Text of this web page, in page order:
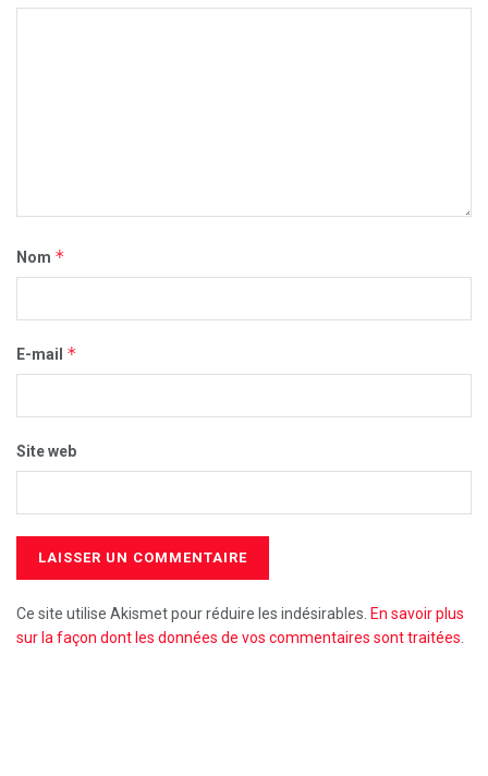
Nom *
E-mail *
Site web
Ce site utilise Akismet pour réduire les indésirables. En savoir plus
sur la façon dont les données de vos commentaires sont traitées.